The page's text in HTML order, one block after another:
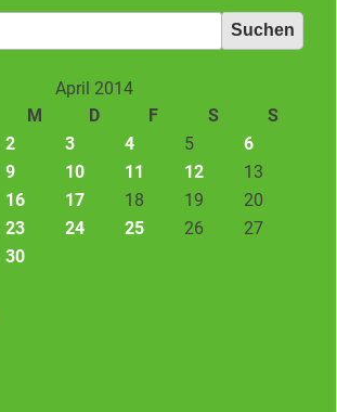
April 2014
M D F S
S
2 3 4 5
6
9 10 11 12
13
16 17 18 19
20
23 24 25 26
27
30